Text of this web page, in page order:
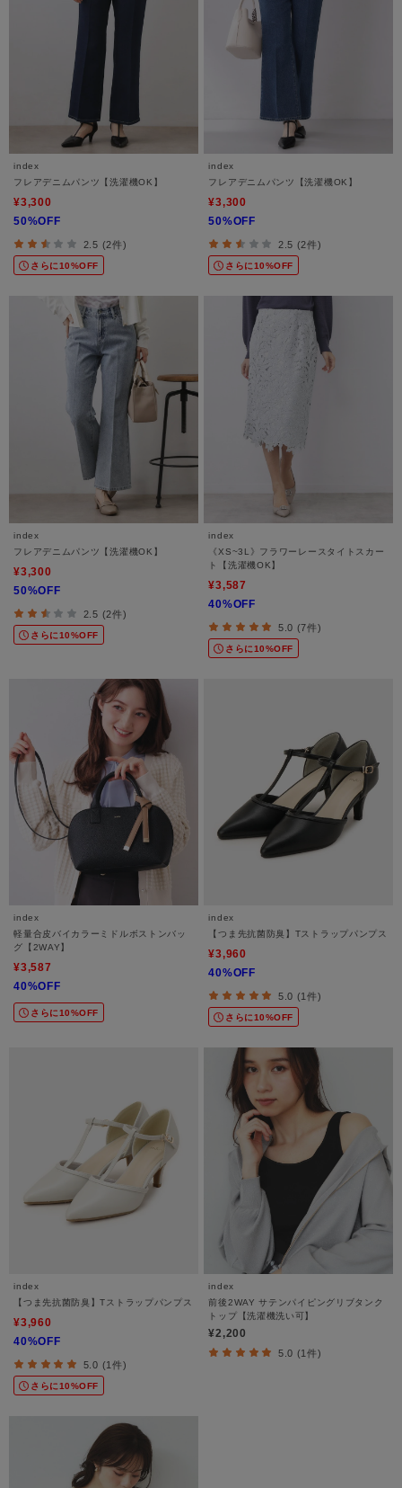
index
フレアデニムパンツ【洗濯機OK】
¥3,300
50%OFF
2.5 (2件)
さらに10%OFF
index
フレアデニムパンツ【洗濯機OK】
¥3,300
50%OFF
2.5 (2件)
さらに10%OFF
index
フレアデニムパンツ【洗濯機OK】
¥3,300
50%OFF
2.5 (2件)
さらに10%OFF
index
《XS~3L》フラワーレースタイトスカー
ト【洗濯機OK】
¥3,587
40%OFF
5.0 (7件)
さらに10%OFF
index
軽量合皮バイカラーミドルボストンバッ
グ【2WAY】
¥3,587
40%OFF
さらに10%OFF
index
【つま先抗菌防臭】Tストラップパンプス
¥3,960
40%OFF
5.0 (1件)
さらに10%OFF
index
【つま先抗菌防臭】Tストラップパンプス
¥3,960
40%OFF
5.0 (1件)
さらに10%OFF
index
前後2WAY サテンパイピングリブタンク
トップ【洗濯機洗い可】
¥2,200
5.0 (1件)